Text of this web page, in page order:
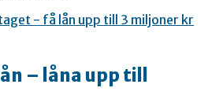
– låna upp till